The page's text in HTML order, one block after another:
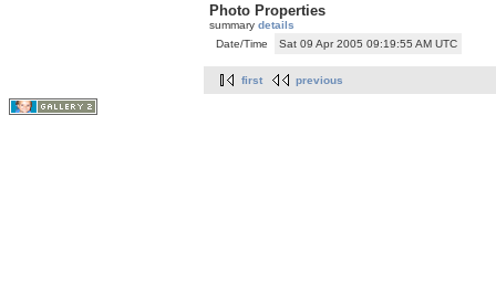
Photo Properties
summary details
Date/Time
Sat 09 Apr 2005 09:19:55 AM UTC
first previous